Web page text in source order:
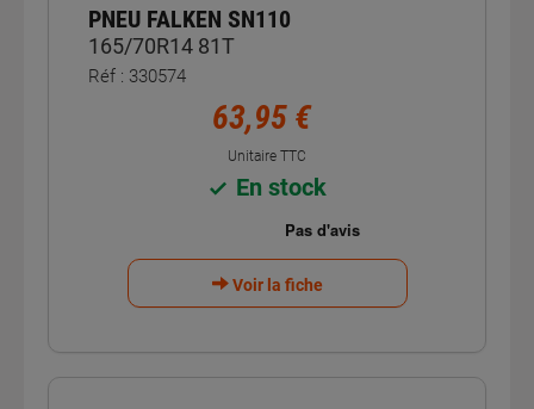
PNEU FALKEN SN110
165/70R14 81T
Réf : 330574
63,95 €
Unitaire TTC
En stock
Voir la fiche